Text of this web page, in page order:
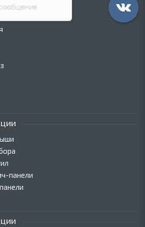
панели